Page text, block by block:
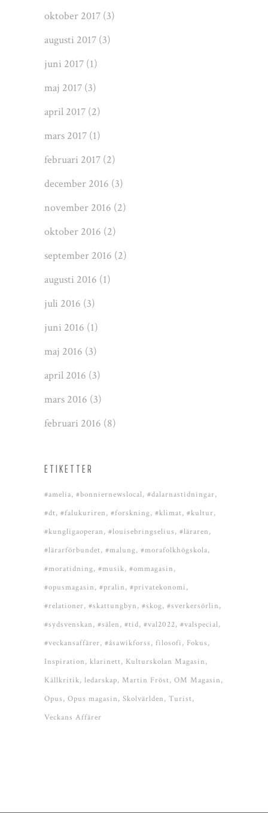
oktober 2017 (3)
augusti 2017 (3)
juni 2017 (1)
maj 2017 (3)
april 2017 (2)
mars 2017 (1)
februari 2017 (2)
december 2016 (3)
november 2016 (2)
oktober 2016 (2)
september 2016 (2)
augusti 2016 (1)
juli 2016 (3)
juni 2016 (1)
maj 2016 (3)
april 2016 (3)
mars 2016 (3)
februari 2016 (8)
ETIKETTER
#amelia #bonniernewslocal #dalarnastidningar
#dt #falukuriren #forskning #klimat #kultur
#kungligaoperan #louisebringselius #läraren
#lärarförbundet #malung #morafolkhögskola
#moratidning #musik #ommagasin
#opusmagasin #pralin #privatekonomi
#relationer #skattungbyn #skog #sverkersörlin
#sydsvenskan #sälen #tid #val2022 #valspecial
#veckansaffärer #åsawikforss filosofi
Fokus
Inspiration klarinett Kulturskolan Magasin
Källkritik ledarskap Martin Fröst OM Magasin
Opus Opus magasin Skolvärlden Turist
Veckans Affärer